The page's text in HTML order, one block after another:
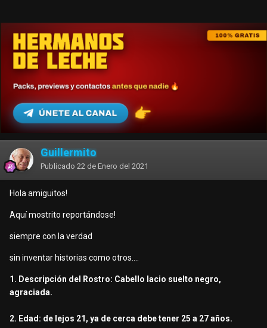
Guillermito
Publicado 22 de Enero del 2021
Hola amiguitos!
Aquí mostrito reportándose!
siempre con la verdad
sin inventar historias como otros....
1. Descripción del Rostro: Cabello lacio suelto negro,
agraciada.
2. Edad: de lejos 21, ya de cerca debe tener 25 a 27 años.